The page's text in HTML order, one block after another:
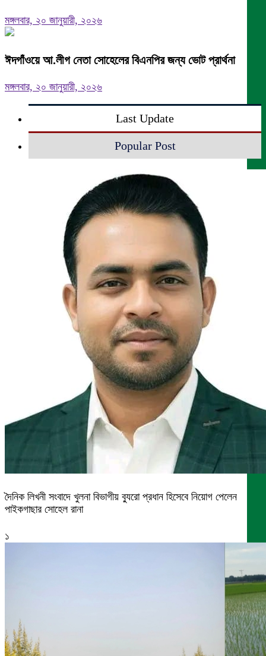
মঙ্গলবার, ২০ জানুয়ারী, ২০২৬
ঈদগাঁওয়ে আ.লীগ নেতা সোহেলের বিএনপির জন্য ভোট প্রার্থনা
মঙ্গলবার, ২০ জানুয়ারী, ২০২৬
Last Update
Popular Post
দৈনিক লিখনী সংবাদে খুলনা বিভাগীয় ব্যুরো প্রধান হিসেবে নিয়োগ পেলেন
পাইকগাছার সোহেল রানা
১